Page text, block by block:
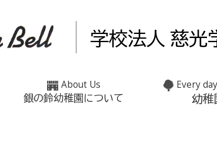
学校法人 慈光
About Us
銀の鈴幼稚園について
Every
幼稚